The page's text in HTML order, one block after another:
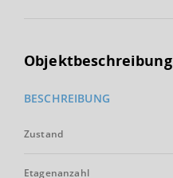
Objektbeschreibung
BESCHREIBUNG
Zustand
Etagenanzahl